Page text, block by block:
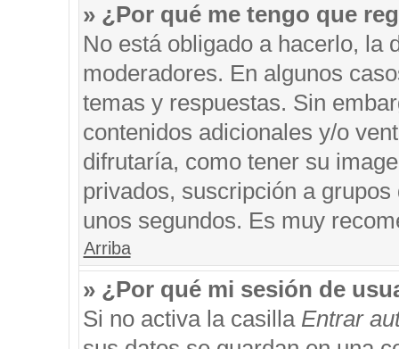
» ¿Por qué me tengo que
No está obligado a hacerlo, la
moderadores. En algunos
temas y respuestas. Sin
contenidos adicionales y/o
difrutaría, como tener su
privados, suscripción a
unos segundos. Es muy
Arriba
» ¿Por qué mi sesión de
Si no activa la casilla Entrar